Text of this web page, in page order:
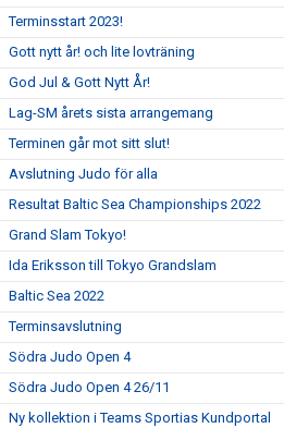
Terminsstart 2023!
Gott nytt år! och lite lovträning
God Jul & Gott Nytt År!
Lag-SM årets sista arrangemang
Terminen går mot sitt slut!
Avslutning Judo för alla
Resultat Baltic Sea Championships 2022
Grand Slam Tokyo!
Ida Eriksson till Tokyo Grandslam
Baltic Sea 2022
Terminsavslutning
Södra Judo Open 4
Södra Judo Open 4 26/11
Ny kollektion i Teams Sportias Kundportal